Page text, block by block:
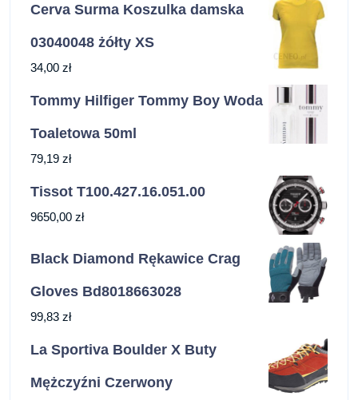
Cerva Surma Koszulka damska
03040048 żółty XS
34,00 zł
Tommy Hilfiger Tommy Boy Woda
Toaletowa 50ml
79,19 zł
Tissot T100.427.16.051.00
9650,00 zł
Black Diamond Rękawice Crag
Gloves Bd8018663028
99,83 zł
La Sportiva Boulder X Buty
Mężczyźni Czerwony